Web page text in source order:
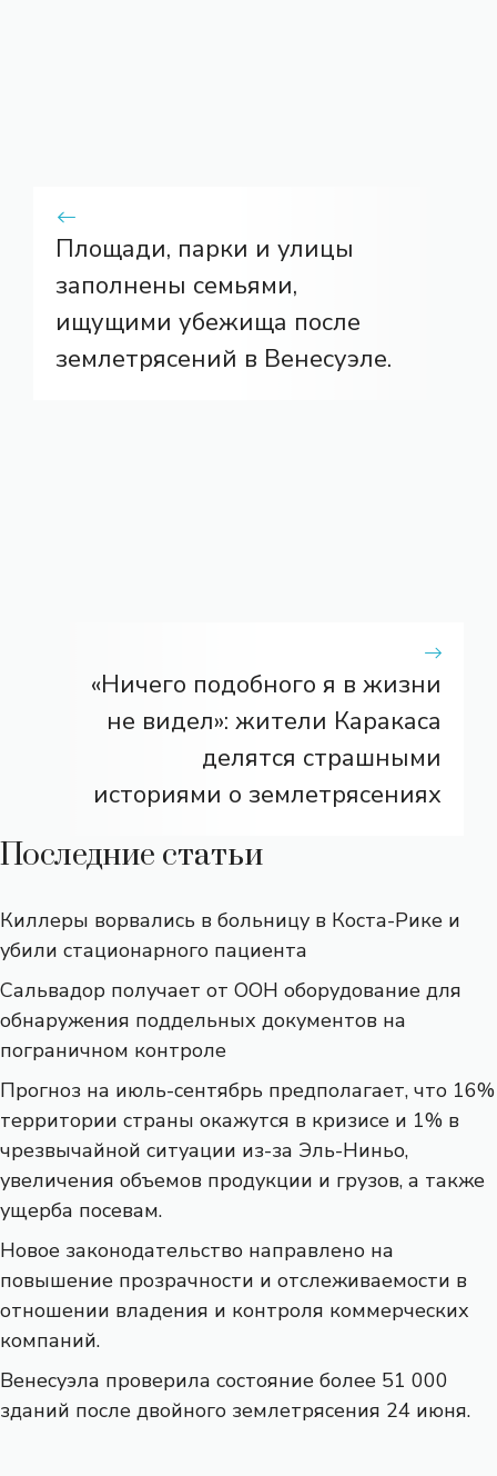
Площади, парки и улицы
заполнены семьями,
ищущими убежища после
землетрясений в Венесуэле.
«Ничего подобного я в жизни
не видел»: жители Каракаса
делятся страшными
историями о землетрясениях
Последние статьи
Киллеры ворвались в больницу в Коста-Рике и
убили стационарного пациента
Сальвадор получает от ООН оборудование для
обнаружения поддельных документов на
пограничном контроле
Прогноз на июль-сентябрь предполагает, что 16%
территории страны окажутся в кризисе и 1% в
чрезвычайной ситуации из-за Эль-Ниньо,
увеличения объемов продукции и грузов, а также
ущерба посевам.
Новое законодательство направлено на
повышение прозрачности и отслеживаемости в
отношении владения и контроля коммерческих
компаний.
Венесуэла проверила состояние более 51 000
зданий после двойного землетрясения 24 июня.